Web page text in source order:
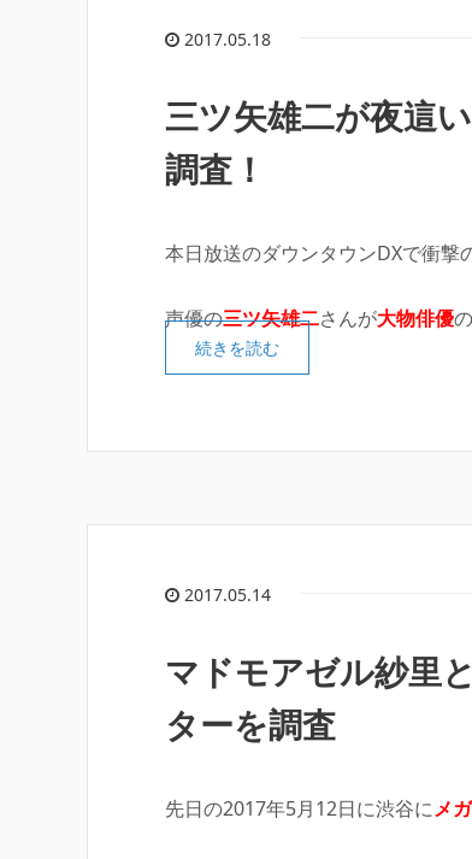
2017.05.18
三ツ矢雄二が夜這
調査！
本日放送のダウンタウンDXで衝撃
声優の三ツ矢雄二さんが大物俳優
続きを読む
2017.05.14
マドモアゼル紗里
ターを調査
先日の2017年5月12日に渋谷にメ